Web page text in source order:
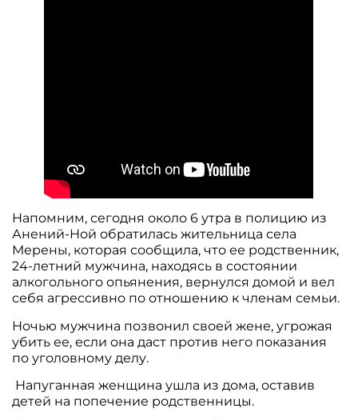
Напомним, сегодня около 6 утра в полицию из
Анений-Ной обратилась жительница села
Мерены, которая сообщила, что ее родственник,
24-летний мужчина, находясь в состоянии
алкогольного опьянения, вернулся домой и вел
себя агрессивно по отношению к членам семьи.
Ночью мужчина позвонил своей жене, угрожая
убить ее, если она даст против него показания
по уголовному делу.
Напуганная женщина ушла из дома, оставив
детей на попечение родственницы.